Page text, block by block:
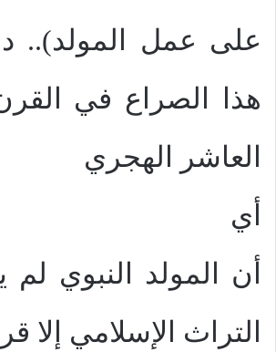
على عمل المولد)..
هذا الصراع في
العاشر الهجري
أي
أن المولد النبوي
التراث الإسلامي إلا